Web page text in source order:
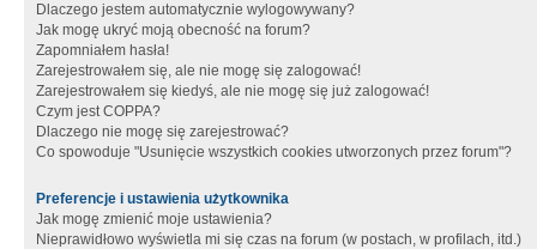
Dlaczego jestem automatycznie wylogowywany?
Jak mogę ukryć moją obecność na forum?
Zapomniałem hasła!
Zarejestrowałem się, ale nie mogę się zalogować!
Zarejestrowałem się kiedyś, ale nie mogę się już zalogować!
Czym jest COPPA?
Dlaczego nie mogę się zarejestrować?
Co spowoduje "Usunięcie wszystkich cookies utworzonych przez forum"?
Preferencje i ustawienia użytkownika
Jak mogę zmienić moje ustawienia?
Nieprawidłowo wyświetla mi się czas na forum (w postach, w profilach, itd.)